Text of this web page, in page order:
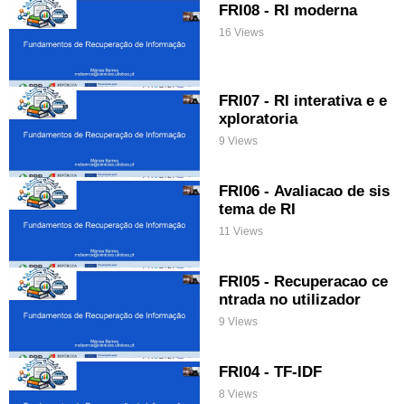
FRI08 - RI moderna
16 Views
FRI07 - RI interativa e e
xploratoria
9 Views
FRI06 - Avaliacao de sis
tema de RI
11 Views
FRI05 - Recuperacao ce
ntrada no utilizador
9 Views
FRI04 - TF-IDF
8 Views